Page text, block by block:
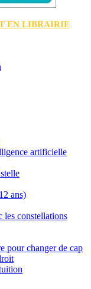
EN LIBRAIRIE
artificielle
ans)
les constellations
pour changer de cap